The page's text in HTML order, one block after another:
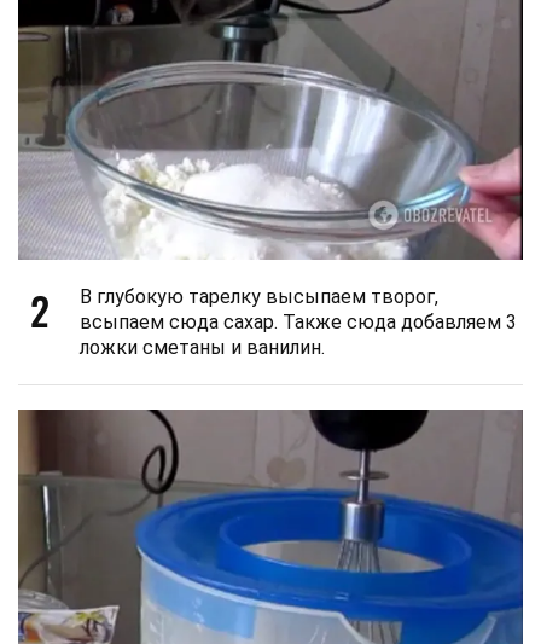
2
В глубокую тарелку высыпаем творог,
всыпаем сюда сахар. Также сюда добавляем 3
ложки сметаны и ванилин.